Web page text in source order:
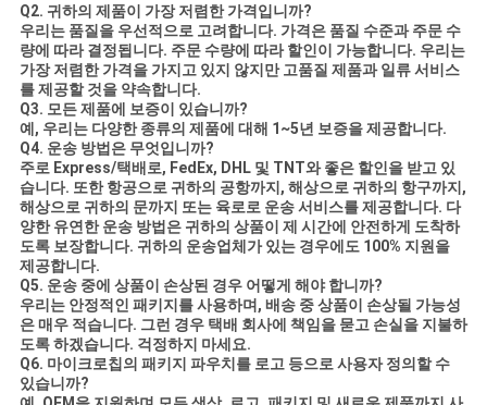
Q2. 귀하의 제품이 가장 저렴한 가격입니까?
우리는 품질을 우선적으로 고려합니다. 가격은 품질 수준과 주문 수
량에 따라 결정됩니다. 주문 수량에 따라 할인이 가능합니다. 우리는
가장 저렴한 가격을 가지고 있지 않지만 고품질 제품과 일류 서비스
를 제공할 것을 약속합니다.
Q3. 모든 제품에 보증이 있습니까?
예, 우리는 다양한 종류의 제품에 대해 1~5년 보증을 제공합니다.
Q4. 운송 방법은 무엇입니까?
주로 Express/택배로, FedEx, DHL 및 TNT와 좋은 할인을 받고 있
습니다. 또한 항공으로 귀하의 공항까지, 해상으로 귀하의 항구까지,
해상으로 귀하의 문까지 또는 육로로 운송 서비스를 제공합니다. 다
양한 유연한 운송 방법은 귀하의 상품이 제 시간에 안전하게 도착하
도록 보장합니다. 귀하의 운송업체가 있는 경우에도 100% 지원을
제공합니다.
Q5. 운송 중에 상품이 손상된 경우 어떻게 해야 합니까?
우리는 안정적인 패키지를 사용하며, 배송 중 상품이 손상될 가능성
은 매우 적습니다. 그런 경우 택배 회사에 책임을 묻고 손실을 지불하
도록 하겠습니다. 걱정하지 마세요.
Q6. 마이크로칩의 패키지 파우치를 로고 등으로 사용자 정의할 수
있습니까?